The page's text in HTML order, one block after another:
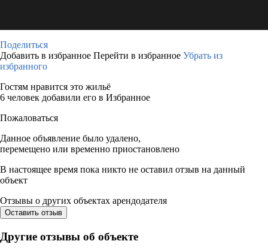
Поделиться
Добавить в избранное Перейти в избранное Убрать из
избранного
Гостям нравится это жильё
6 человек добавили его в Избранное
Пожаловаться
Данное объявление было удалено,
перемещено или временно приостановлено
В настоящее время пока никто не оставил отзыв на данный
объект
Отзывы о других объектах арендодателя
Оставить отзыв
Другие отзывы об объекте